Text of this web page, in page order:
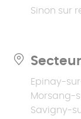
Sinon sur
Epinay-
Morsang-
Savigny-